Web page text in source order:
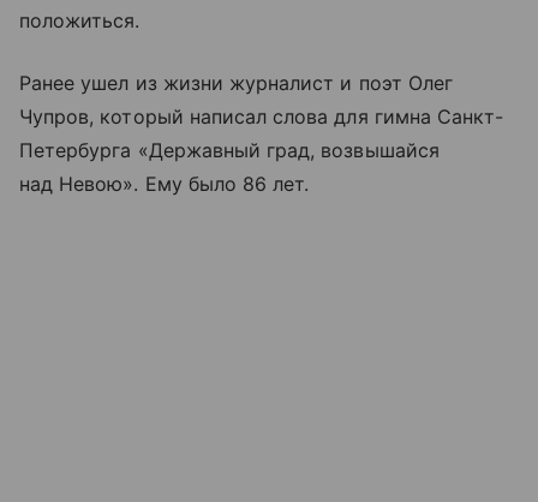
положиться.
Ранее ушел из жизни журналист и поэт Олег
Чупров, который написал слова для гимна Санкт-
Петербурга «Державный град, возвышайся
над Невою». Ему было 86 лет.